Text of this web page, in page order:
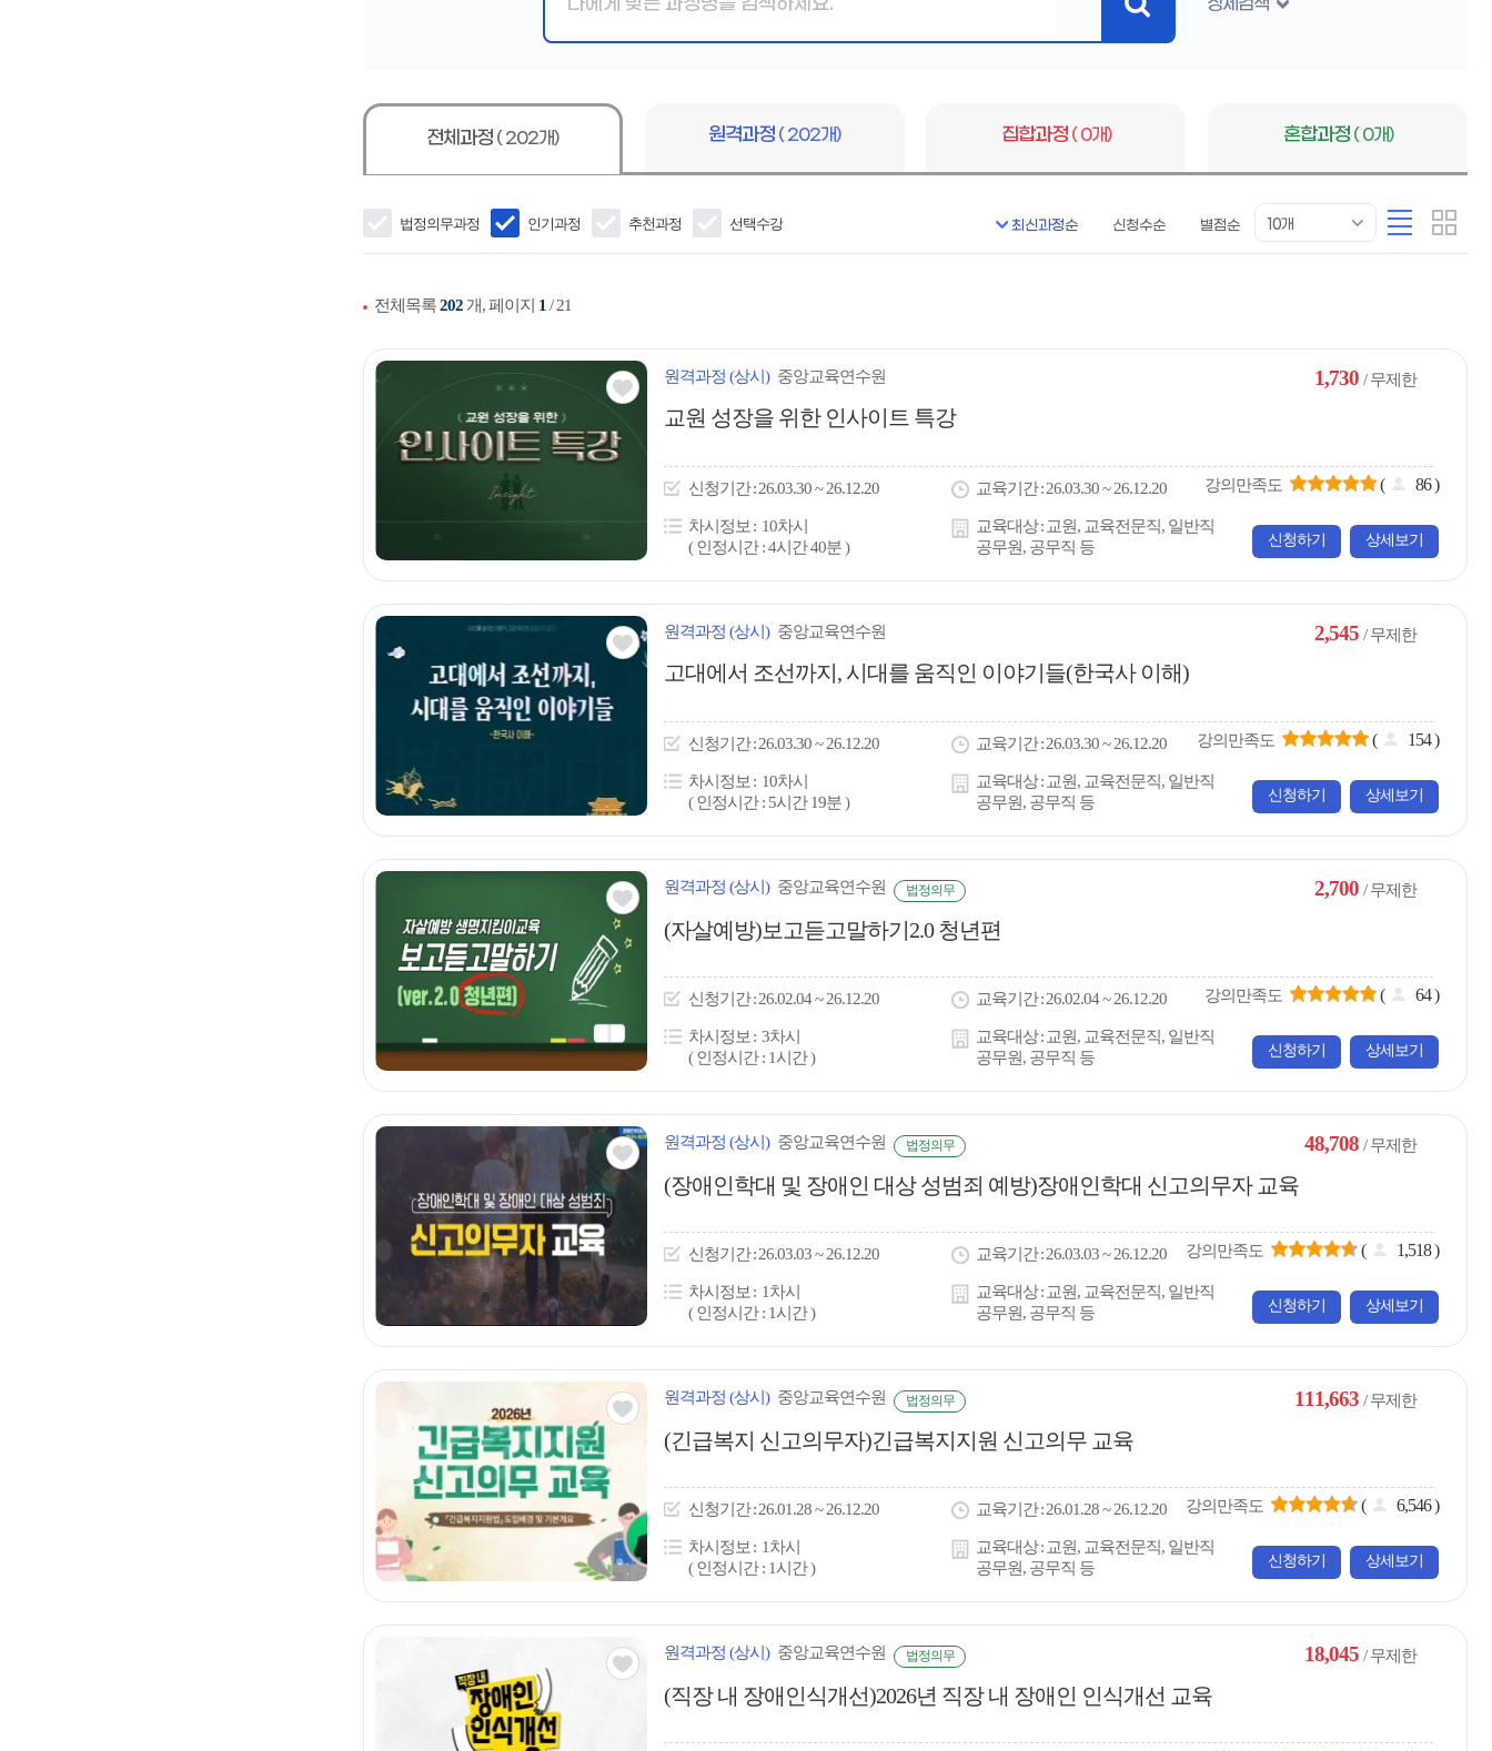
심
력
검
전체과정 ( 202개) 원격과정 ( 202개) 집합과정 ( 0개) 혼합과정 ( 0개)
법정의무과정 인기과정 추천과정 선택수강 최신과정순 신청수순 별점순
목
10개
리
스
카
드
전체목록202 개, 페이지 1/ 21
원격과정 (상시) 중앙교육연수원
관심
아
교원 성장을 위한 인사이트 특강
신청기간 26.03.30 ~ 26.12.20 교육기간 26.03.30 ~ 26.12.20
차시정보
10차시
( 인정시간 : 4시간 40분 )
교육대상 교원, 교육전문직, 일반직
공무원, 공무직 등
강의만족도 ( 86)
1,730 / 무제한
신청하기 상세보기
원격과정 (상시) 중앙교육연수원
관심
아
고대에서 조선까지, 시대를 움직인 이야기들(한국사 이해)
신청기간 26.03.30 ~ 26.12.20 교육기간 26.03.30 ~ 26.12.20
차시정보
10차시
( 인정시간 : 5시간 19분 )
교육대상 교원, 교육전문직, 일반직
공무원, 공무직 등
강의만족도 ( 154)
2,545 / 무제한
신청하기 상세보기
원격과정 (상시) 중앙교육연수원 법정의무
관심
아
(자살예방)보고듣고말하기2.0 청년편
신청기간 26.02.04 ~ 26.12.20 교육기간 26.02.04 ~ 26.12.20
차시정보
3차시
( 인정시간 : 1시간 )
교육대상 교원, 교육전문직, 일반직
공무원, 공무직 등
강의만족도 ( 64)
2,700 / 무제한
신청하기 상세보기
원격과정 (상시) 중앙교육연수원 법정의무
관심
아
이
(장애인학대 및 장애인 대상 성범죄 예방)장애인학대 신고의무자 교육
신청기간 26.03.03 ~ 26.12.20 교육기간 26.03.03 ~ 26.12.20
차시정보
1차시
( 인정시간 : 1시간 )
교육대상 교원, 교육전문직, 일반직
공무원, 공무직 등
강의만족도 ( 1,518)
48,708 / 무제한
신청하기 상세보기
원격과정 (상시) 중앙교육연수원 법정의무
관심
아
이
콘
(긴급복지 신고의무자)긴급복지지원 신고의무 교육
신청기간 26.01.28 ~ 26.12.20 교육기간 26.01.28 ~ 26.12.20
차시정보
1차시
( 인정시간 : 1시간 )
교육대상 교원, 교육전문직, 일반직
공무원, 공무직 등
강의만족도 ( 6,546)
111,663 / 무제한
신청하기 상세보기
원격과정 (상시) 중앙교육연수원 법정의무
관심
(직장 내 장애인식개선)2026년 직장 내 장애인 인식개선 교육
18,045 / 무제한